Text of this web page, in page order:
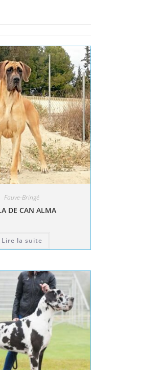
Fauve-Bringé
DE CAN ALMA
Lire la suite